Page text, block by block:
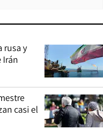
rusa y
Irán
casi el